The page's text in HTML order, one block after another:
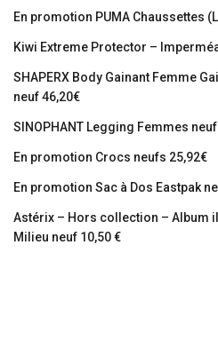
En promotion PUMA Chaussettes
Kiwi Extreme Protector –
SHAPERX Body Gainant Femme
neuf 46,20€
SINOPHANT Legging Femmes
En promotion Crocs neufs 25,92€
En promotion Sac à Dos Eastpak
Astérix – Hors collection – Album
Milieu neuf 10,50 €